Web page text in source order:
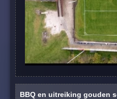
BBQ en uitreiking gouden